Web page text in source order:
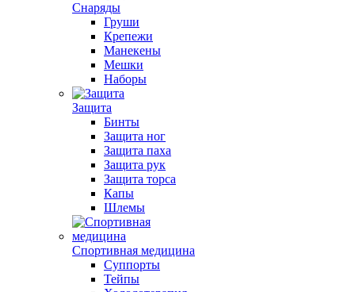
Снаряды
Груши
Крепежи
Манекены
Мешки
Наборы
Защита
Бинты
Защита ног
Защита паха
Защита рук
Защита торса
Капы
Шлемы
Спортивная медицина
Суппорты
Тейпы